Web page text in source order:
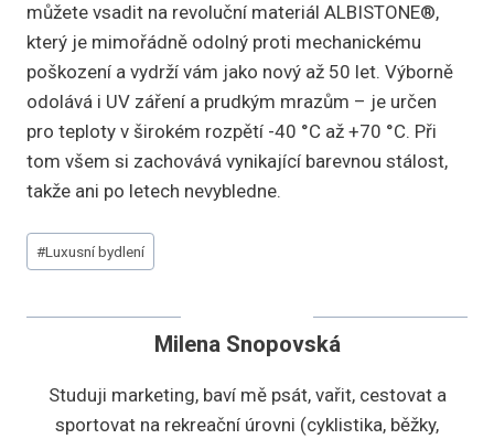
můžete vsadit na revoluční materiál ALBISTONE®,
který je mimořádně odolný proti mechanickému
poškození a vydrží vám jako nový až 50 let. Výborně
odolává i UV záření a prudkým mrazům – je určen
pro teploty v širokém rozpětí -40 °C až +70 °C. Při
tom všem si zachovává vynikající barevnou stálost,
takže ani po letech nevybledne.
Štítky
příspěvků:
#Luxusní bydlení
Milena Snopovská
Studuji marketing, baví mě psát, vařit, cestovat a
sportovat na rekreační úrovni (cyklistika, běžky,